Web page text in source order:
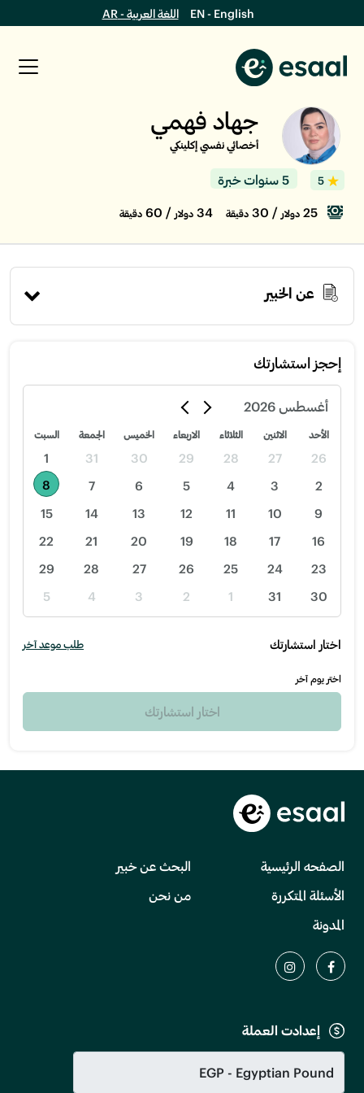
EN - English اللغة العربية - AR
جهاد فهمي
أخصائي نفسي إكلينكي
5 5 سنوات خبرة
25 دولار / 30 دقيقة دولار / 60 دقيقة
عن الخبير
إحجز استشارتك
أغسطس 2026
الأحد الاثنين الثلاثاء الاربعاء الخميس الجمعة السبت
26
27
28
29
30
31
1
2
3
4
5
6
7
8
9
10
11
12
13
14
15
16
17
18
19
20
21
22
23
24
25
26
27
28
29
30
31
1
2
3
4
5
اختار استشارتك طلب موعد آخر
اختر يوم آخر
اختار استشارتك
الصفحه الرئيسية
البحث عن خبير
الأسئلة المتكررة
من نحن
المدونة
إعدادت العملة